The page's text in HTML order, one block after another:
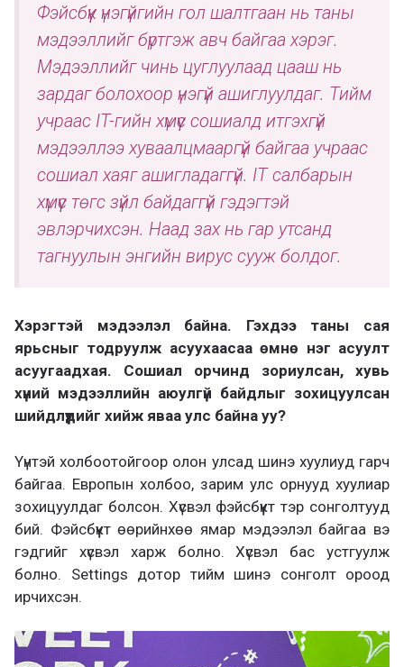
Фэйсбүүк үнэгүйгийн гол шалтгаан нь таны
мэдээллийг бүртгэж авч байгаа хэрэг.
Мэдээллийг чинь цуглуулаад цааш нь
зардаг болохоор үнэгүй ашиглуулдаг. Тийм
учраас IT-гийн хүмүүс сошиалд итгэхгүй
мэдээллээ хуваалцмааргүй байгаа учраас
сошиал хаяг ашигладаггүй. IT салбарын
хүмүүс төгс зүйл байдаггүй гэдэгтэй
эвлэрчихсэн. Наад зах нь гар утсанд
тагнуулын энгийн вирус сууж болдог.
Хэрэгтэй мэдээлэл байна. Гэхдээ таны сая
ярьсныг тодруулж асуухаасаа өмнө нэг асуулт
асуугаадхая. Сошиал орчинд зориулсан, хувь
хүний мэдээллийн аюулгүй байдлыг зохицуулсан
шийдлүүдийг хийж яваа улс байна уу?
Үүнтэй холбоотойгоор олон улсад шинэ хуулиуд гарч
байгаа. Европын холбоо, зарим улс орнууд хуулиар
зохицуулдаг болсон. Хүсвэл фэйсбүүкт тэр сонголтууд
бий. Фэйсбүүкт өөрийнхөө ямар мэдээлэл байгаа вэ
гэдгийг хүсвэл харж болно. Хүсвэл бас устгуулж
болно. Settings дотор тийм шинэ сонголт ороод
ирчихсэн.